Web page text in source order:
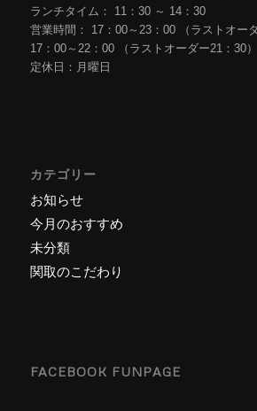
ランチタイム： 11：30 ～ 14：30
営業時間： 17：00～23：00 （ラストオー
17：00～22：00 （ラストオーダー21：30）
定休日：月曜日
カテゴリー
お知らせ
今月のおすすめ
未分類
関取のこだわり
FACEBOOK FUNPAGE